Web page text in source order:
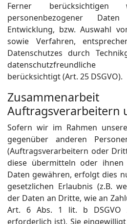
Ferner
personenbezogener
Entwicklung, bzw. Auswahl
sowie Verfahren,
Datenschutzes durch
berücksichtigt (Art. 25 DSGVO).
Auftragsverarbeitern
Sofern wir im Rahmen
gegenüber anderen
(Auftragsverarbeitern oder
diese übermitteln oder
Daten gewähren, erfolgt dies
gesetzlichen Erlaubnis (z.B.
der Daten an Dritte, wie an
Art. 6 Abs. 1 lit. b DSGVO
erforderlich ist), Sie